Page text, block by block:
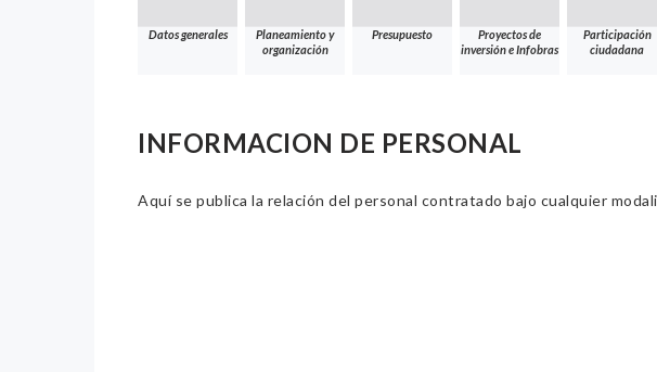
Datos generales
Planeamiento y
organización
Presupuesto
Proyectos de
inversión e Infobras
Participación
ciudadana
INFORMACION DE PERSONAL
Aquí se publica la relación del personal contratado bajo cualquier